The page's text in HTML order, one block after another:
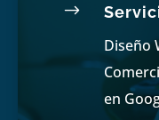
$
Diseño
en